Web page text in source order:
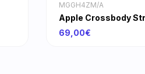
MGGH4ZM/A
Apple Crossbody
69,00€